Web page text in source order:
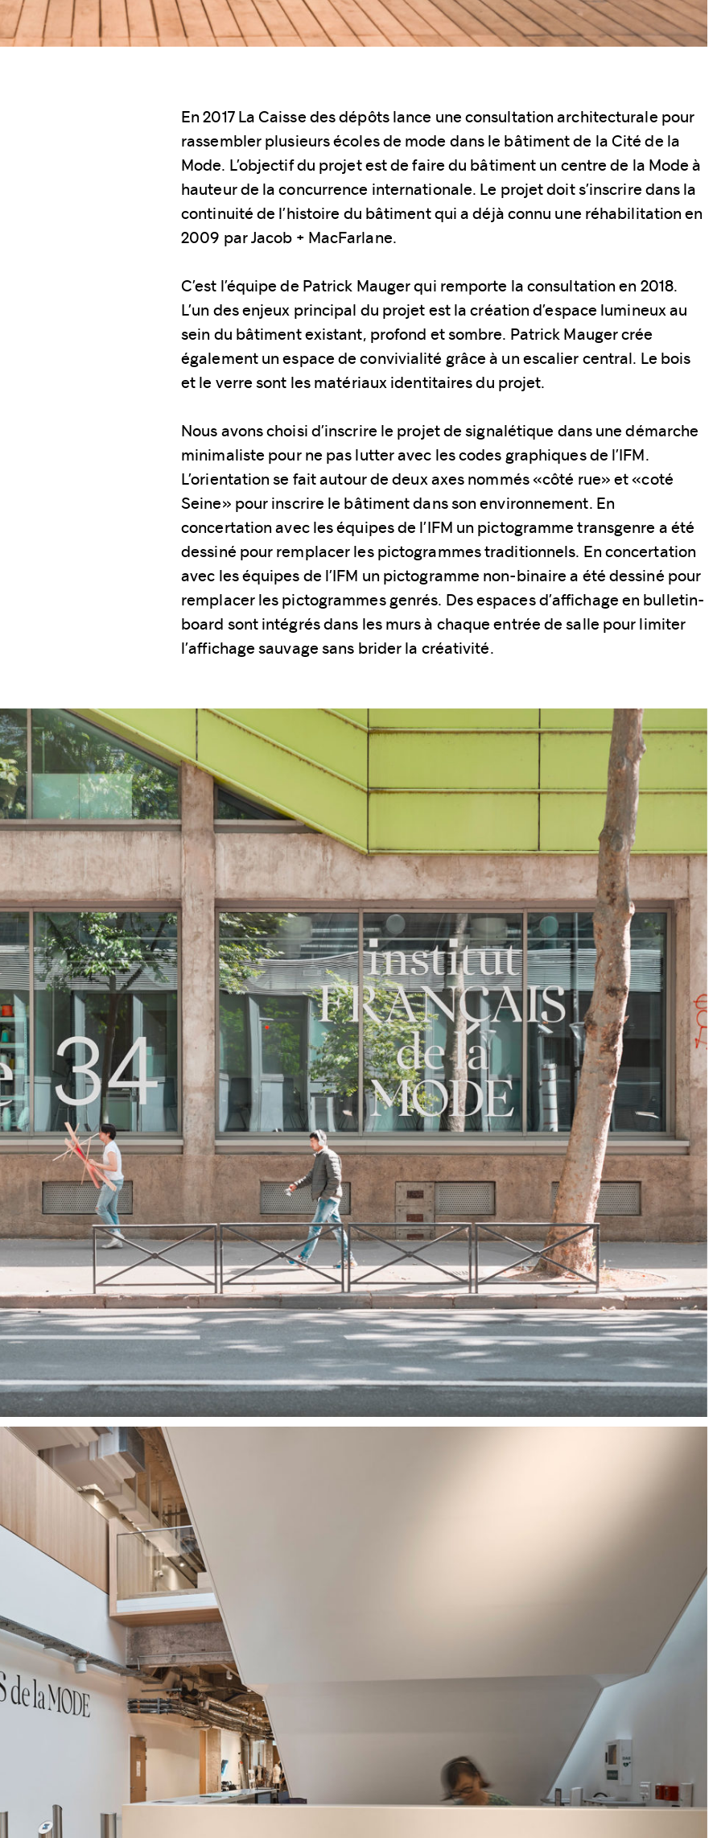
En 2017 La Caisse des dépôts lance une consultation architecturale pour
rassembler plusieurs écoles de mode dans le bâtiment de la Cité de la
Mode. L’objectif du projet est de faire du bâtiment un centre de la Mode à
hauteur de la concurrence internationale. Le projet doit s’inscrire dans la
continuité de l’histoire du bâtiment qui a déjà connu une réhabilitation en
2009 par Jacob + MacFarlane.
C’est l’équipe de Patrick Mauger qui remporte la consultation en 2018.
L’un des enjeux principal du projet est la création d’espace lumineux au
sein du bâtiment existant, profond et sombre. Patrick Mauger crée
également un espace de convivialité grâce à un escalier central. Le bois
et le verre sont les matériaux identitaires du projet.
Nous avons choisi d’inscrire le projet de signalétique dans une démarche
minimaliste pour ne pas lutter avec les codes graphiques de l’IFM.
L’orientation se fait autour de deux axes nommés «côté rue» et «coté
Seine» pour inscrire le bâtiment dans son environnement. En
concertation avec les équipes de l’IFM un pictogramme transgenre a été
dessiné pour remplacer les pictogrammes traditionnels. En concertation
avec les équipes de l’IFM un pictogramme non-binaire a été dessiné pour
remplacer les pictogrammes genrés. Des espaces d’affichage en bulletin-
board sont intégrés dans les murs à chaque entrée de salle pour limiter
l’affichage sauvage sans brider la créativité.